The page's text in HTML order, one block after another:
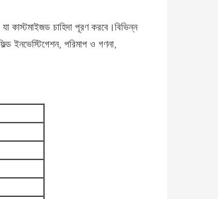
কাস্টমাইজড চাহিদা পূরণ করবে।বিভিন্ন
ইনভেস্টিগেশন, পরিমাপ ও গণনা,